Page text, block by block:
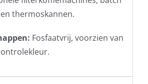
thermoskannen.
Fosfaatvrij, voorzien van